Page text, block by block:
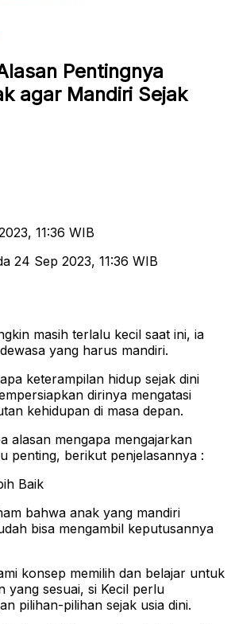
Pentingnya
agar Mandiri Sejak
11:36 WIB
24 Sep 2023, 11:36 WIB
masih terlalu kecil saat ini, ia
yang harus mandiri.
keterampilan hidup sejak dini
dirinya mengatasi
kehidupan di masa depan.
alasan mengapa mengajarkan
penting, berikut penjelasannya :
Baik
bahwa anak yang mandiri
bisa mengambil keputusannya
konsep memilih dan belajar untuk
yang sesuai, si Kecil perlu
pilihan-pilihan sejak usia dini.